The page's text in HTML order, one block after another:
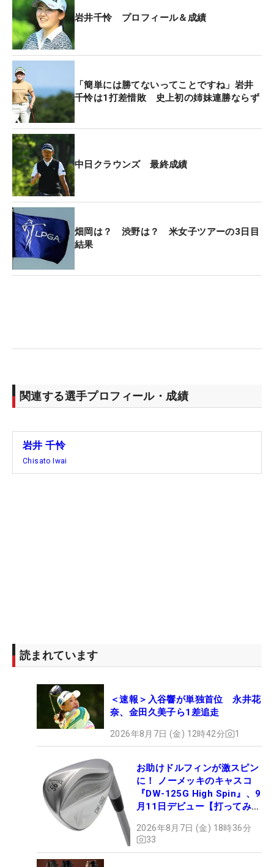
個で4位。特筆すべきは初日の平均ストロークで、
69.5524は堂々のツアー1位だ。今季は9試合に出場
して、7回が初日にトップ10発進。スタートダッシ
ュを決めて、試合を優位に進めることができてい
る。
次週は国内メジャー今季初戦の「ワールドレディス
チャンピオンシップ サロンパスカップ」（茨城GC
西C・5月4～7日）が控えているが、「試合に大き
い、小さいはないと思っています。あまり（メジャ
ーへの）意識はないですね」と泰然自若。あくまで
シーズンの1試合、“38分の1”と捉えている。
「狙うのはやっぱり上位。来週も一打一打全力で、
1ホール1ホール集中することを目標に頑張りま
す」。サロンパスカップは2019年から渋野日向子、
西村優菜、山下美夢有と、3大会連続で20歳がカッ
岩井千怜 プロフィール＆成績
「簡単には勝てないってことですね」岩井
千怜は1打差惜敗 史上初の姉妹連勝ならず
中日クラウンズ 最終成績
畑岡は？ 渋野は？ 米女子ツアーの3日目
結果
関連する選手プロフィール・成績
岩井 千怜
Chisato Iwai
読まれています
＜速報＞入谷響が単独首位 永井花
奈、金田久美子ら1差追走
2026年8月7日 (金) 12時42分 1
お助けドルフィンが激スピン
に！ ノーメッキのキャスコ
『DW-125G High Spin』、9
月11日デビュー【打ってみ
2026年8月7日 (金) 18時36分
33